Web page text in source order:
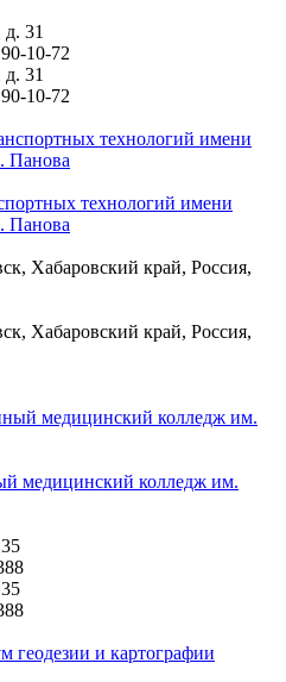
31
10-72
31
10-72
технологий имени
Панова
Хабаровский край, Россия,
Хабаровский край, Россия,
медицинский колледж им.